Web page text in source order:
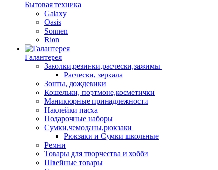
Бытовая техника
Galaxy
Oasis
Sonnen
Rion
Галантерея
Заколки,резинки,расчески,зажимы
Расчески, зеркала
Зонты, дождевики
Кошельки, портмоне,косметички
Маникюрные принадлежности
Наклейки пасха
Подарочные наборы
Сумки,чемоданы,рюкзаки
Рюкзаки и Сумки школьные
Ремни
Товары для творчества и хобби
Швейные товары